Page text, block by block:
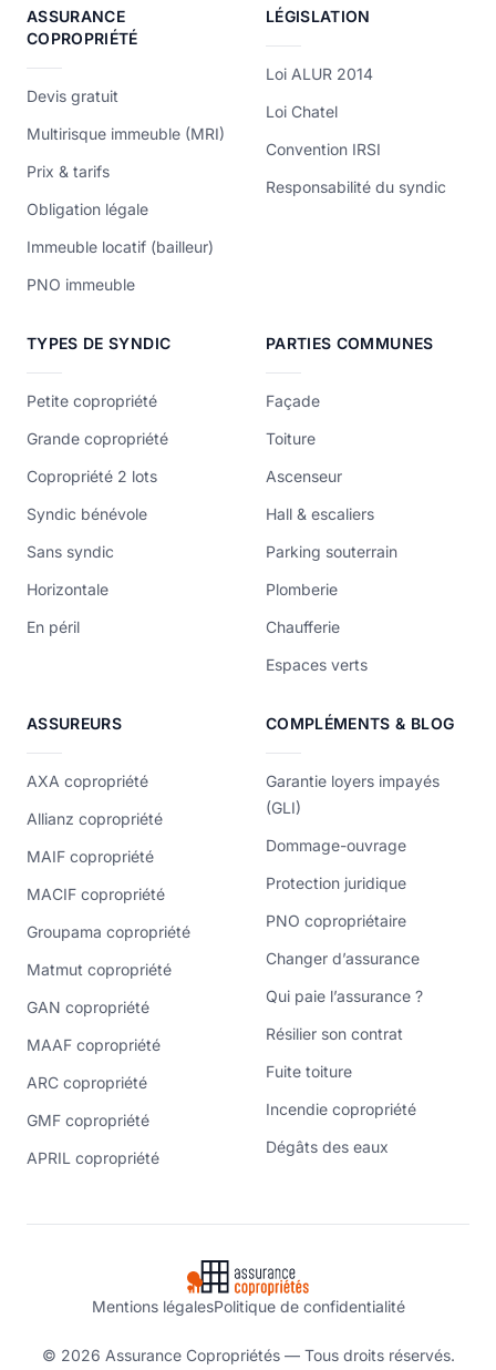
ASSURANCE
COPROPRIÉTÉ
Devis gratuit
Multirisque immeuble (MRI)
Prix & tarifs
Obligation légale
Immeuble locatif (bailleur)
PNO immeuble
LÉGISLATION
Loi ALUR 2014
Loi Chatel
Convention IRSI
Responsabilité du syndic
TYPES DE SYNDIC
Petite copropriété
Grande copropriété
Copropriété 2 lots
Syndic bénévole
Sans syndic
Horizontale
En péril
PARTIES COMMUNES
Façade
Toiture
Ascenseur
Hall & escaliers
Parking souterrain
Plomberie
Chaufferie
Espaces verts
ASSUREURS
AXA copropriété
Allianz copropriété
MAIF copropriété
MACIF copropriété
Groupama copropriété
Matmut copropriété
GAN copropriété
MAAF copropriété
ARC copropriété
GMF copropriété
APRIL copropriété
COMPLÉMENTS & BLOG
Garantie loyers impayés
(GLI)
Dommage-ouvrage
Protection juridique
PNO copropriétaire
Changer d’assurance
Qui paie l’assurance ?
Résilier son contrat
Fuite toiture
Incendie copropriété
Dégâts des eaux
Mentions légalesPolitique de confidentialité
© 2026 Assurance Copropriétés — Tous droits réservés.